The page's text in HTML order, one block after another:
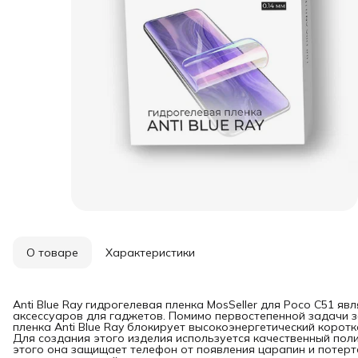
О товаре Характеристики
Anti Blue Ray гидрогелевая пленка MosSeller для Poco C51
аксессуаров для гаджетов. Помимо первостепенной задачи
пленка Anti Blue Ray блокирует высокоэнергетический
Для создания этого изделия используется качественный
этого она защищает телефон от появления царапин и